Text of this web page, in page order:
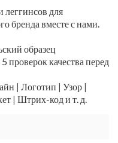
для
бренда вместе с нами.
образец
проверок качества перед
| Логотип | Узор |
| Штрих-код и т. д.